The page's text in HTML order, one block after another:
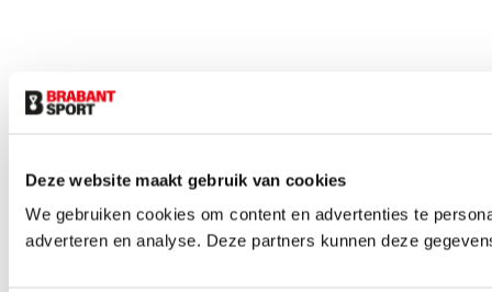
Deze website maakt gebruik van cookies
We gebruiken cookies om content en advertenties te
adverteren en analyse. Deze partners kunnen deze